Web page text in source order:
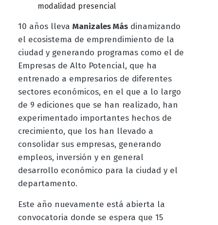
modalidad presencial
10 años lleva Manizales Másdinamizando
el ecosistema de emprendimiento de la
ciudad y generando programas como el de
Empresas de Alto Potencial, que ha
entrenado a empresarios de diferentes
sectores económicos, en el que a lo largo
de 9 ediciones que se han realizado, han
experimentado importantes hechos de
crecimiento, que los han llevado a
consolidar sus empresas, generando
empleos, inversión y en general
desarrollo económico para la ciudad y el
departamento.
Este año nuevamente está abierta la
convocatoria donde se espera que 15